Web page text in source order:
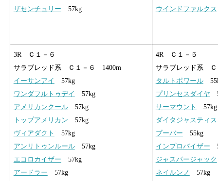
ザセンチュリー 57kg
ウインドファルクス
3R Ｃ１－６
サラブレッド系 Ｃ１－６ 1400m
イーサンアイ
57kg
ワンダフルトゥデイ
57kg
アメリカンクール57kg
トップアメリカン 57kg
ヴィアダクト
57kg
アンリトゥンルール57kg
エコロカイザー 57kg
アードラー 57kg
4R Ｃ１－５
サラブレッド系
タルトポワール
プリンセスダイヤ
サーマウント
57kg
ダイタジャスティス
ブーバー 55kg
インプロバイザー
ジャスパージャック
ネイルンノ
57kg